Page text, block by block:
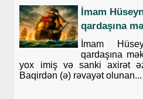
İmam
qardaşına
İmam
qardaşına
yox imiş və sanki axirət
Baqirdən (ə) rəvayət olunan...